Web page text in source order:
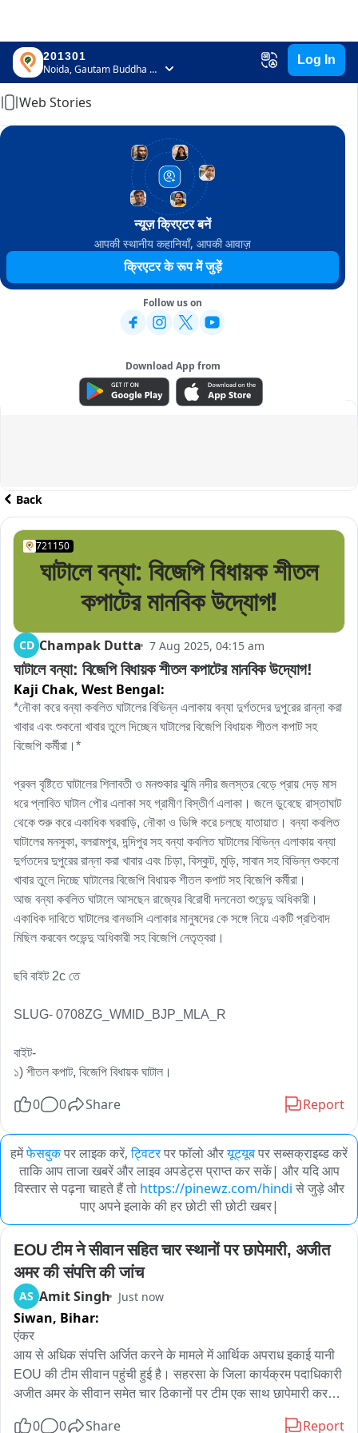
201301
Noida, Gautam Buddha Nagar, Uttar Pradesh
Log In
Home
Web Stories
न्यूज़ क्रिएटर बनें
आपकी स्थानीय कहानियाँ, आपकी आवाज़
क्रिएटर के रूप में जुड़ें
Follow us on
Download App from
ADVERTISEMENT
Back
721150
ঘাটালে বন্যা: বিজেপি বিধায়ক শীতল
কপাটের মানবিক উদ্যোগ!
CD Champak Dutta 7 Aug 2025, 04:15 am
ঘাটালে বন্যা: বিজেপি বিধায়ক শীতল কপাটের মানবিক উদ্যোগ!
Kaji Chak, West Bengal:
*নৌকা করে বন্যা কবলিত ঘাটালের বিভিন্ন এলাকায় বন্যা দুর্গতদের দুপুরের রান্না করা
খাবার এবং শুকনো খাবার তুলে দিচ্ছেন ঘাটালের বিজেপি বিধায়ক শীতল কপাট সহ
বিজেপি কর্মীরা।*
প্রবল বৃষ্টিতে ঘাটালের শিলাবতী ও মনশুকার ঝুমি নদীর জলস্তর বেড়ে প্রায় দেড় মাস
ধরে প্লাবিত ঘাটাল পৌর এলাকা সহ গ্রামীণ বিস্তীর্ণ এলাকা। জলে ডুবেছে রাস্তাঘাট
থেকে শুরু করে একাধিক ঘরবাড়ি, নৌকা ও ডিঙ্গি করে চলছে যাতায়াত। বন্যা কবলিত
ঘাটালের মনসুকা, বলরামপুর, দন্দিপুর সহ বন্যা কবলিত ঘাটালের বিভিন্ন এলাকায় বন্যা
দুর্গতদের দুপুরের রান্না করা খাবার এবং চিড়া, বিস্কুট, মুড়ি, সাবান সহ বিভিন্ন শুকনো
খাবার তুলে দিচ্ছে ঘাটালের বিজেপি বিধায়ক শীতল কপাট সহ বিজেপি কর্মীরা।
আজ বন্যা কবলিত ঘাটালে আসছেন রাজ্যের বিরোধী দলনেতা শুভেন্দু অধিকারী।
একাধিক দাবিতে ঘাটালের বানভাসি এলাকার মানুষদের কে সঙ্গে নিয়ে একটি প্রতিবাদ
মিছিল করবেন শুভেন্দু অধিকারী সহ বিজেপি নেতৃত্বরা।
ছবি বাইট 2c তে
SLUG- 0708ZG_WMID_BJP_MLA_R
বাইট-
১) শীতল কপাট, বিজেপি বিধায়ক ঘাটাল।
0 0 Share Report
हमेंफेसबुकपर लाइक करें, ट्विटरपर फॉलो औरयूट्यूबपर सब्सक्राइब्ड करें
ताकि आप ताजा खबरें और लाइव अपडेट्स प्राप्त कर सकें| और यदि आप
विस्तार से पढ़ना चाहते हैं तो https://pinewz.com/hindi से जुड़े और
पाए अपने इलाके की हर छोटी सी छोटी खबर|
EOU टीम ने सीवान सहित चार स्थानों पर छापेमारी, अजीत
अमर की संपत्ति की जांच
AS Amit Singh Just now
Siwan, Bihar:
एंकर
आय से अधिक संपत्ति अर्जित करने के मामले में आर्थिक अपराध इकाई यानी
EOU की टीम सीवान पहुंची हुई है। सहरसा के जिला कार्यक्रम पदाधिकारी
अजीत अमर के सीवान समेत चार ठिकानों पर टीम एक साथ छापेमारी करने
0 0 Share Report